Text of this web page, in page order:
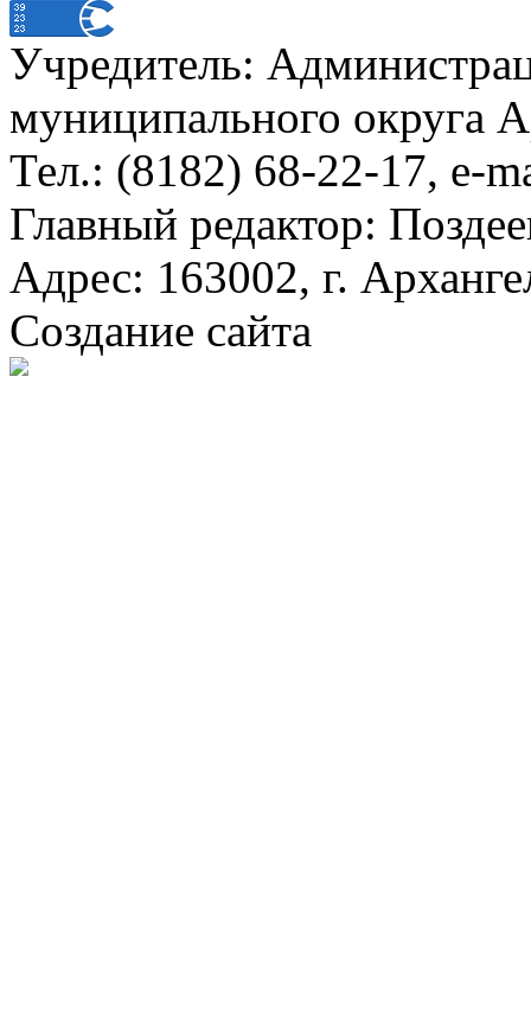
Учредитель:
муниципального округа
Тел.: (8182) 68-22-17, e-
Главный редактор:
Адрес: 163002, г.
Создание сайта